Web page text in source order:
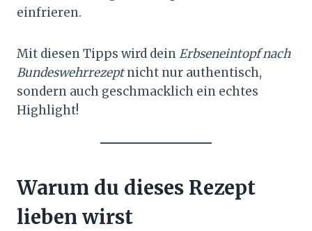
einfrieren.
Mit diesen Tipps wird deinErbseneintopf nach
Bundeswehrrezeptnicht nur authentisch,
sondern auch geschmacklich ein echtes
Highlight!
Warum du dieses Rezept
lieben wirst